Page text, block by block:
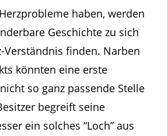
haben, werden
Geschichte zu sich
Verständnis finden. Narben
könnten eine erste
so ganz passende Stelle
begreift seine
ein solches “Loch” aus